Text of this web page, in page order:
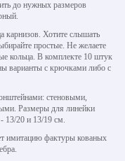
до нужных размеров
карнизов. Хотите слышать
простые. Не желаете
кольца. В комплекте 10 штук
варианты с крючками либо с
стеновыми,
Размеры для линейки
13/20 и 13/19 см.
имитацию фактуры кованых